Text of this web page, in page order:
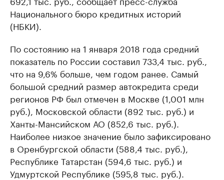
Национального бюро кредитных историй
(НБКИ).
По состоянию на 1 января 2018 года средний
показатель по России составил 733,4 тыс. руб.,
что на 9,6% больше, чем годом ранее. Самый
большой средний размер автокредита среди
регионов РФ был отмечен в Москве (1,001 млн
руб.), Московской области (892 тыс. руб.) и
Ханты-Мансийском АО (852,6 тыс. руб.).
Наиболее низкое значение было зафиксировано
в Оренбургской области (588,4 тыс. руб.),
Республике Татарстан (594,6 тыс. руб.) и
Удмуртской Республике (595,8 тыс. руб.).